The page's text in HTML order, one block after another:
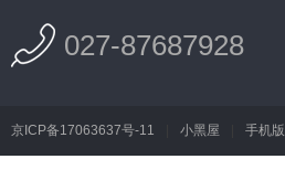
027-87687928
京ICP备17063637号-11 小黑屋 手机版